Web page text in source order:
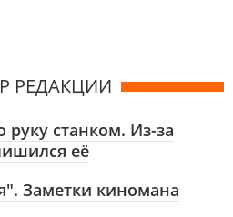
РЕДАКЦИИ
руку станком. Из-за
её
Заметки киномана